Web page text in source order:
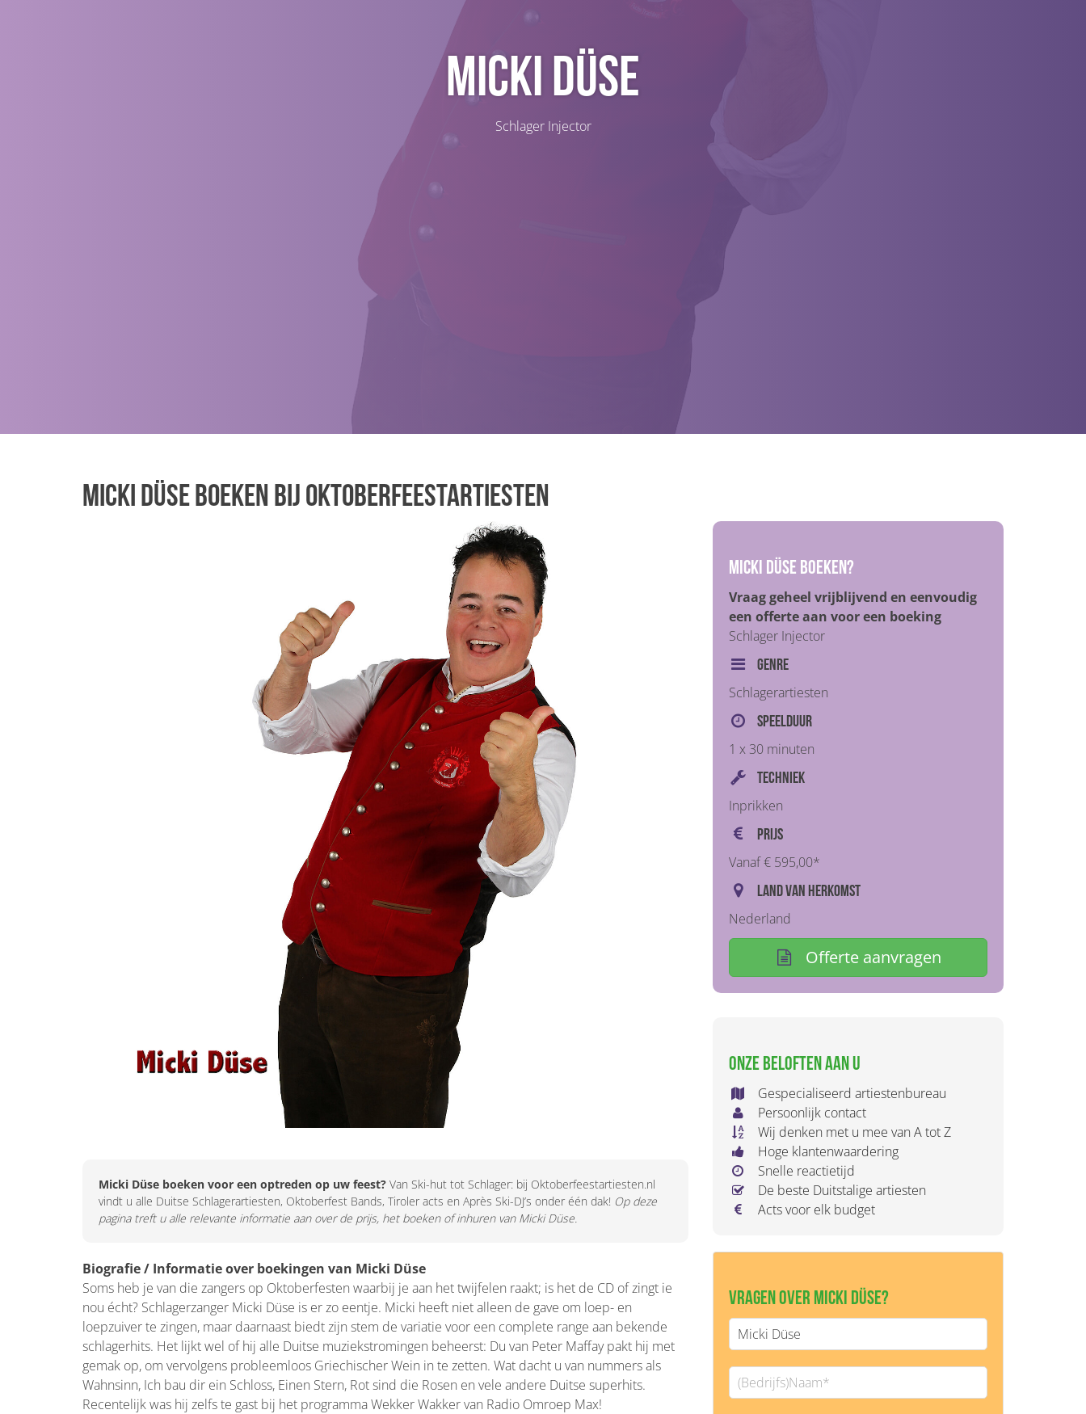
Micki Düse
Schlager Injector
Micki Düse boeken bij Oktoberfeestartiesten
Micki Düse boeken voor een optreden op uw feest? Van Ski-hut tot Schlager: bij Oktoberfeestartiesten.nl
vindt u alle Duitse Schlagerartiesten, Oktoberfest Bands, Tiroler acts en Après Ski-DJ’s onder één dak! Op deze
pagina treft u alle relevante informatie aan over de prijs, het boeken of inhuren van Micki Düse.
Biografie / Informatie over boekingen van Micki Düse
Soms heb je van die zangers op Oktoberfesten waarbij je aan het twijfelen raakt; is het de CD of zingt ie
nou écht? Schlagerzanger Micki Düse is er zo eentje. Micki heeft niet alleen de gave om loep- en
loepzuiver te zingen, maar daarnaast biedt zijn stem de variatie voor een complete range aan bekende
schlagerhits. Het lijkt wel of hij alle Duitse muziekstromingen beheerst: Du van Peter Maffay pakt hij met
gemak op, om vervolgens probleemloos Griechischer Wein in te zetten. Wat dacht u van nummers als
Wahnsinn, Ich bau dir ein Schloss, Einen Stern, Rot sind die Rosen en vele andere Duitse superhits.
Recentelijk was hij zelfs te gast bij het programma Wekker Wakker van Radio Omroep Max!
Micki Düse boeken?
Vraag geheel vrijblijvend en eenvoudig
een offerte aan voor een boeking
Schlager Injector
Genre
Schlagerartiesten
Speelduur
1 x 30 minuten
Techniek
Inprikken
Prijs
Vanaf € 595,00*
Land van herkomst
Nederland
Offerte aanvragen
Onze beloften aan u
Gespecialiseerd artiestenbureau
Persoonlijk contact
Wij denken met u mee van A tot Z
Hoge klantenwaardering
Snelle reactietijd
De beste Duitstalige artiesten
Acts voor elk budget
Vragen over Micki Düse?